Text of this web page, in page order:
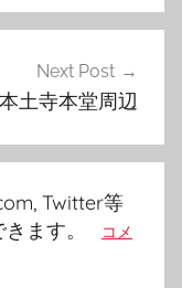
Next Post
土寺本堂周辺
Twitter等
ます。
コメ